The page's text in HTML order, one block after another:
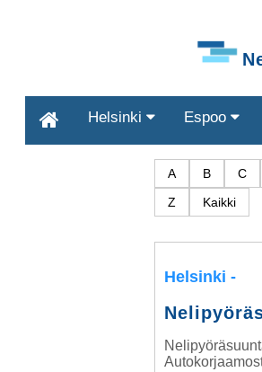
Helsinki Espoo
A B C
Z
Kaikki
Helsinki -